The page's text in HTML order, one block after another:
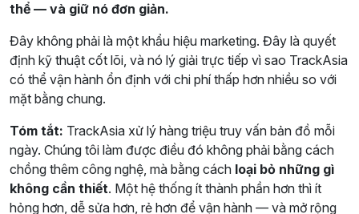
thể — và giữ nó đơn giản.
Đây không phải là một khẩu hiệu marketing. Đây là quyết
định kỹ thuật cốt lõi, và nó lý giải trực tiếp vì sao TrackAsia
có thể vận hành ổn định với chi phí thấp hơn nhiều so với
mặt bằng chung.
Tóm tắt: TrackAsia xử lý hàng triệu truy vấn bản đồ mỗi
ngày. Chúng tôi làm được điều đó không phải bằng cách
chồng thêm công nghệ, mà bằng cách loại bỏ những gì
không cần thiết. Một hệ thống ít thành phần hơn thì ít
hỏng hơn, dễ sửa hơn, rẻ hơn để vận hành — và mở rộng